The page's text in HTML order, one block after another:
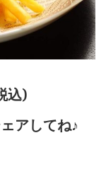
込)
アしてね♪